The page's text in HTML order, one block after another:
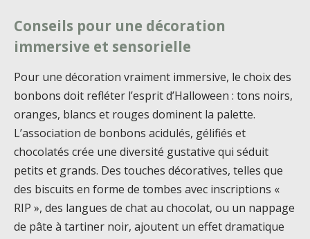
Conseils pour une décoration
immersive et sensorielle
Pour une décoration vraiment immersive, le choix des
bonbons doit refléter l’esprit d’Halloween : tons noirs,
oranges, blancs et rouges dominent la palette.
L’association de bonbons acidulés, gélifiés et
chocolatés crée une diversité gustative qui séduit
petits et grands. Des touches décoratives, telles que
des biscuits en forme de tombes avec inscriptions «
RIP », des langues de chat au chocolat, ou un nappage
de pâte à tartiner noir, ajoutent un effet dramatique